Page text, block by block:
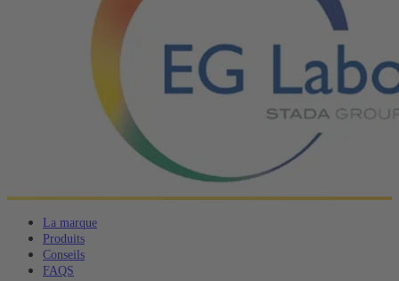
La marque
Produits
Conseils
FAQS